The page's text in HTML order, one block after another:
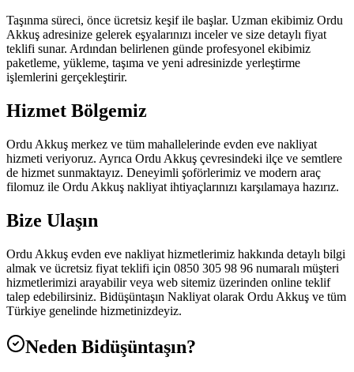
Taşınma süreci, önce ücretsiz keşif ile başlar. Uzman ekibimiz Ordu
Akkuş adresinize gelerek eşyalarınızı inceler ve size detaylı fiyat
teklifi sunar. Ardından belirlenen günde profesyonel ekibimiz
paketleme, yükleme, taşıma ve yeni adresinizde yerleştirme
işlemlerini gerçekleştirir.
Hizmet Bölgemiz
Ordu Akkuş merkez ve tüm mahallelerinde evden eve nakliyat
hizmeti veriyoruz. Ayrıca Ordu Akkuş çevresindeki ilçe ve semtlere
de hizmet sunmaktayız. Deneyimli şoförlerimiz ve modern araç
filomuz ile Ordu Akkuş nakliyat ihtiyaçlarınızı karşılamaya hazırız.
Bize Ulaşın
Ordu Akkuş evden eve nakliyat hizmetlerimiz hakkında detaylı bilgi
almak ve ücretsiz fiyat teklifi için 0850 305 98 96 numaralı müşteri
hizmetlerimizi arayabilir veya web sitemiz üzerinden online teklif
talep edebilirsiniz. Bidüşüntaşın Nakliyat olarak Ordu Akkuş ve tüm
Türkiye genelinde hizmetinizdeyiz.
Neden Bidüşüntaşın?